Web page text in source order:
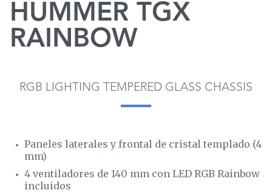
HUMMER TGX
RAINBOW
RGB LIGHTING TEMPERED GLASS CHASSIS
Paneles laterales y frontal de cristal templado (4
mm)
4 ventiladores de 140 mm con LED RGB Rainbow
incluidos